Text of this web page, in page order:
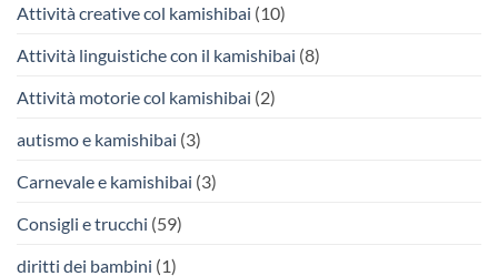
Attività creative col kamishibai (10)
Attività linguistiche con il kamishibai (8)
Attività motorie col kamishibai (2)
autismo e kamishibai (3)
Carnevale e kamishibai (3)
Consigli e trucchi (59)
diritti dei bambini (1)